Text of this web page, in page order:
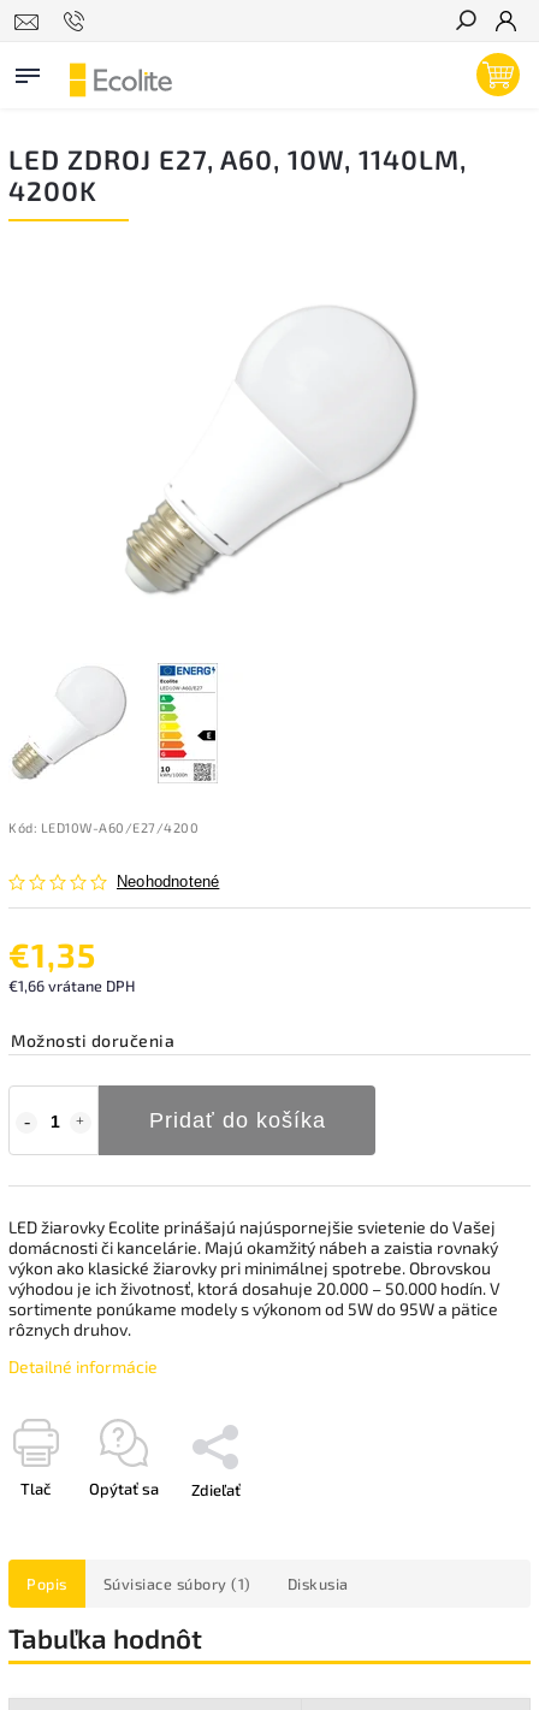
Hľadať
LED ZDROJ E27, A60, 10W, 1140LM,
4200K
Kód: LED10W-A60/E27/4200
Neohodnotené
€1,35
€1,66 vrátane DPH
Možnosti doručenia
Pridať do košíka
LED žiarovky Ecolite prinášajú najúspornejšie svietenie do Vašej
domácnosti či kancelárie. Majú okamžitý nábeh a zaistia rovnaký
výkon ako klasické žiarovky pri minimálnej spotrebe. Obrovskou
výhodou je ich životnosť, ktorá dosahuje 20.000 – 50.000 hodín. V
sortimente ponúkame modely s výkonom od 5W do 95W a pätice
rôznych druhov.
Detailné informácie
Tlač Opýtať sa Zdieľať
Popis Súvisiace súbory (1) Diskusia
Tabuľka hodnôt